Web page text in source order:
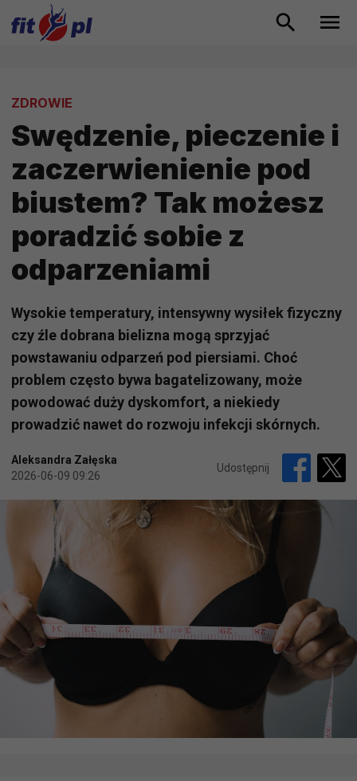
ZDROWIE
Swędzenie, pieczenie i
zaczerwienienie pod
biustem? Tak możesz
poradzić sobie z
odparzeniami
Wysokie temperatury, intensywny wysiłek fizyczny
czy źle dobrana bielizna mogą sprzyjać
powstawaniu odparzeń pod piersiami. Choć
problem często bywa bagatelizowany, może
powodować duży dyskomfort, a niekiedy
prowadzić nawet do rozwoju infekcji skórnych.
Aleksandra Załęska
2026-06-09 09:26
Udostępnij